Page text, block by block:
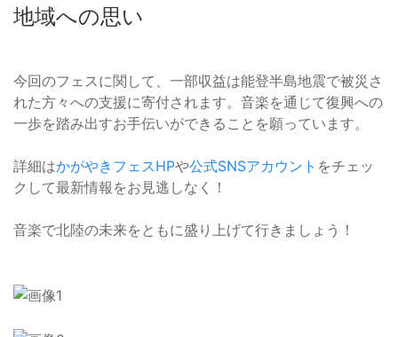
地域への思い
今回のフェスに関して、一部収益は能登半島地震で被災さ
れた方々への支援に寄付されます。音楽を通じて復興への
一歩を踏み出すお手伝いができることを願っています。
詳細はかがやきフェスHPや公式SNSアカウント をチェッ
クして最新情報をお見逃しなく！
音楽で北陸の未来をともに盛り上げて行きましょう！